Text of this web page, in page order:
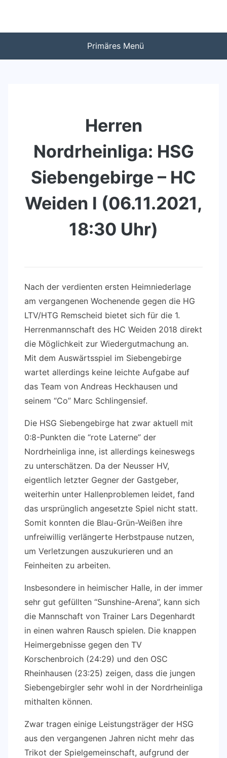
springen
Primäres Menü
Herren
Nordrheinliga: HSG
Siebengebirge – HC
Weiden I (06.11.2021,
18:30 Uhr)
Nach der verdienten ersten Heimniederlage
am vergangenen Wochenende gegen die HG
LTV/HTG Remscheid bietet sich für die 1.
Herrenmannschaft des HC Weiden 2018 direkt
die Möglichkeit zur Wiedergutmachung an.
Mit dem Auswärtsspiel im Siebengebirge
wartet allerdings keine leichte Aufgabe auf
das Team von Andreas Heckhausen und
seinem “Co” Marc Schlingensief.
Die HSG Siebengebirge hat zwar aktuell mit
0:8-Punkten die “rote Laterne” der
Nordrheinliga inne, ist allerdings keineswegs
zu unterschätzen. Da der Neusser HV,
eigentlich letzter Gegner der Gastgeber,
weiterhin unter Hallenproblemen leidet, fand
das ursprünglich angesetzte Spiel nicht statt.
Somit konnten die Blau-Grün-Weißen ihre
unfreiwillig verlängerte Herbstpause nutzen,
um Verletzungen auszukurieren und an
Feinheiten zu arbeiten.
Insbesondere in heimischer Halle, in der immer
sehr gut gefüllten “Sunshine-Arena”, kann sich
die Mannschaft von Trainer Lars Degenhardt
in einen wahren Rausch spielen. Die knappen
Heimergebnisse gegen den TV
Korschenbroich (24:29) und den OSC
Rheinhausen (23:25) zeigen, dass die jungen
Siebengebirgler sehr wohl in der Nordrheinliga
mithalten können.
Zwar tragen einige Leistungsträger der HSG
aus den vergangenen Jahren nicht mehr das
Trikot der Spielgemeinschaft, aufgrund der